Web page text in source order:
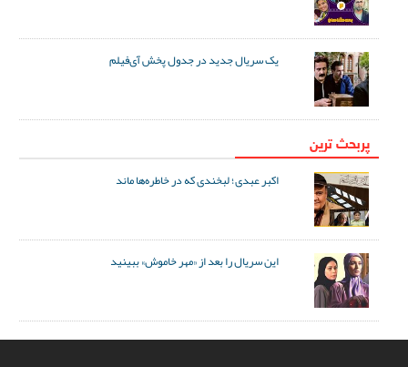
یک سریال جدید در جدول پخش آی‌فیلم
پربحث ترین
اکبر عبدی؛ لبخندی که در خاطره‌ها ماند
این سریال را بعد از «مهر خاموش» ببینید